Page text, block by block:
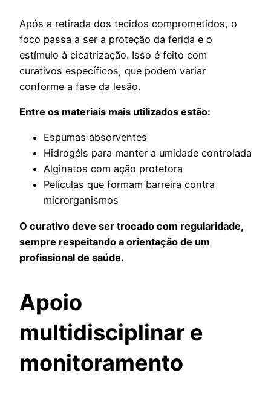
Após a retirada dos tecidos comprometidos, o
foco passa a ser a proteção da ferida e o
estímulo à cicatrização. Isso é feito com
curativos específicos, que podem variar
conforme a fase da lesão.
Entre os materiais mais utilizados estão:
Espumas absorventes
Hidrogéis para manter a umidade controlada
Alginatos com ação protetora
Películas que formam barreira contra
microrganismos
O curativo deve ser trocado com regularidade,
sempre respeitando a orientação de um
profissional de saúde.
Apoio
multidisciplinar e
monitoramento